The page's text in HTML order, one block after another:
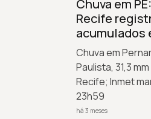
Chuva em
Recife
acumulados
Chuva em
Paulista, 31,3
Recife; Inmet
23h59
há 3 meses